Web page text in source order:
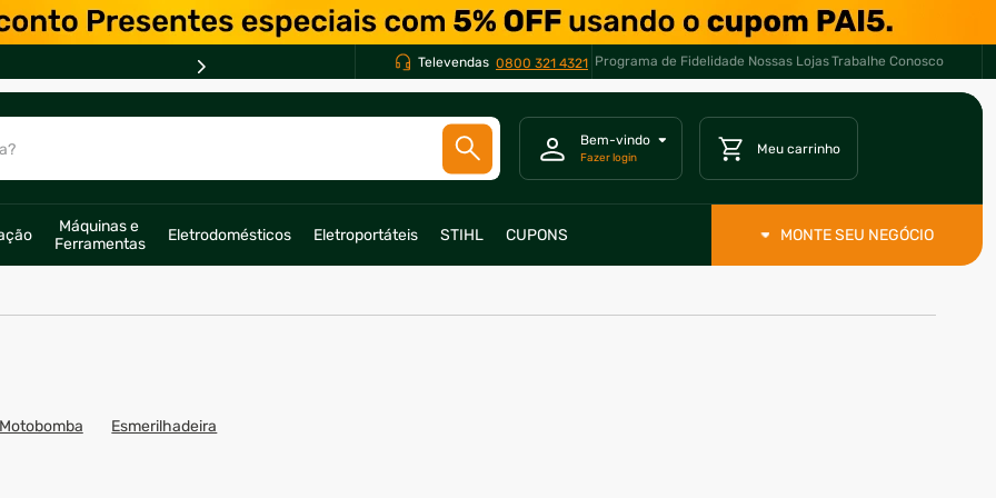
Televendas 0800 321 4321 Programa de Fidelidade Nossas LojasTrabalhe Conosco
Máquinas e
Ferramentas
Eletrodomésticos Eletroportáteis STIHL CUPONS MONTE SEU NEGÓCIO
Motobomba Esmerilhadeira